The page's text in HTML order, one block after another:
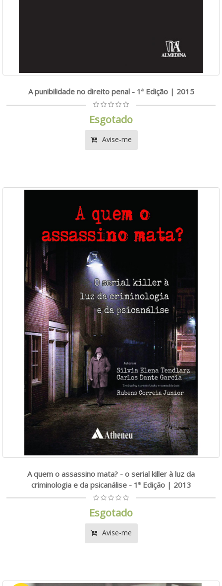
A punibilidade no direito penal - 1ª Edição | 2015
Esgotado
Avise-me
A quem o assassino mata? - o serial killer à luz da
criminologia e da psicanálise - 1ª Edição | 2013
Esgotado
Avise-me